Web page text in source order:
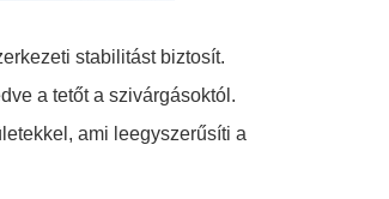
stabilitást biztosít.
a tetőt a szivárgásoktól.
ami leegyszerűsíti a